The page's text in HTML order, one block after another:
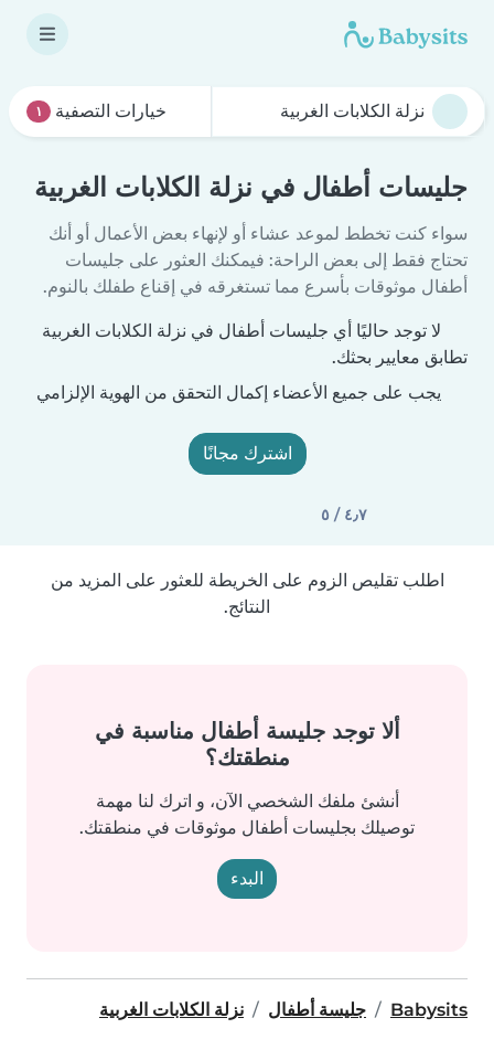
خيارات التصفية ١
جليسات أطفال في نزلة الكلابات الغربية
سواء كنت تخطط لموعد عشاء أو لإنهاء بعض الأعمال أو أنك
تحتاج فقط إلى بعض الراحة: فيمكنك العثور على جليسات
أطفال موثوقات بأسرع مما تستغرقه في إقناع طفلك بالنوم.
لا توجد حاليًا أي جليسات أطفال في نزلة الكلابات الغربية
تطابق معايير بحثك.
يجب على جميع الأعضاء إكمال التحقق من الهوية الإلزامي
اشترك مجانًا
٤٫٧ / ٥
اطلب تقليص الزوم على الخريطة للعثور على المزيد من
النتائج.
ألا توجد جليسة أطفال مناسبة في
منطقتك؟
أنشئ ملفك الشخصي الآن، و اترك لنا مهمة
توصيلك بجليسات أطفال موثوقات في منطقتك.
البدء
Babysits جليسة أطفال نزلة الكلابات الغربية